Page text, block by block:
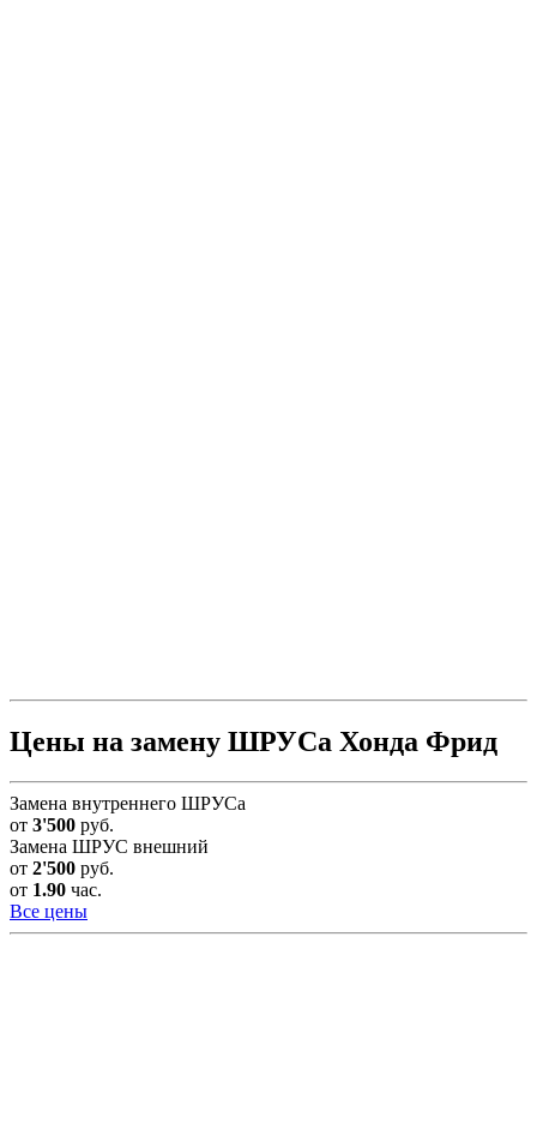
Цены на замену ШРУСа Хонда Фрид
Замена внутреннего ШРУСа
от 3'500 руб.
Замена ШРУС внешний
от 2'500 руб.
от 1.90 час.
Все цены